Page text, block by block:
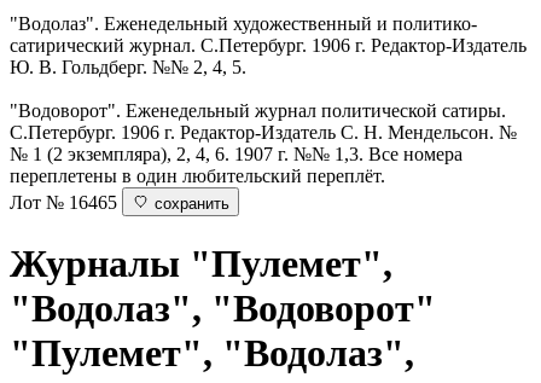
"Водолаз". Еженедельный художественный и политико-
сатирический журнал. С.Петербург. 1906 г. Редактор-Издатель
Ю. В. Гольдберг. №№ 2, 4, 5.
"Водоворот". Еженедельный журнал политической сатиры.
С.Петербург. 1906 г. Редактор-Издатель С. Н. Мендельсон. №
№ 1 (2 экземпляра), 2, 4, 6. 1907 г. №№ 1,3. Все номера
переплетены в один любительский переплёт.
Лот № 16465
сохранить
Журналы "Пулемет",
"Водолаз", "Водоворот"
"Пулемет", "Водолаз",